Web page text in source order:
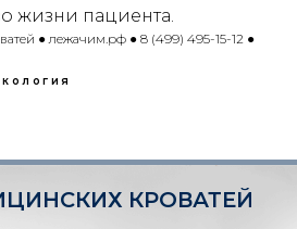
жизни пациента.
● лежачим.рф ● 8 (499) 495-15-12 ●
либо
или подборки
дизайна и
# прокат #